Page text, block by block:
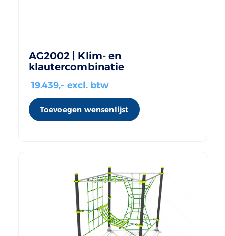
AG2002 | Klim- en
klautercombinatie
19.439,- excl. btw
Toevoegen wensenlijst